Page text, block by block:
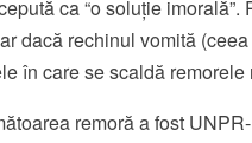
ca “o soluție
dacă rechinul vomită
în care se scaldă
remoră a fost